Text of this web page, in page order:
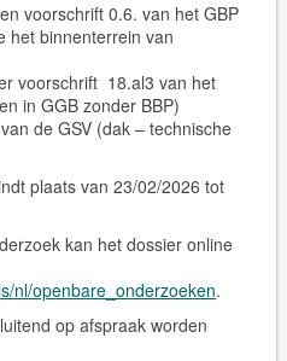
voorschrift 0.6. van het GBP
het binnenterrein van
voorschrift 18.al3 van het
in GGB zonder BBP)
de GSV (dak – technische
plaats van 23/02/2026 tot
kan het dossier online
nl/openbare_onderzoeken.
op afspraakworden